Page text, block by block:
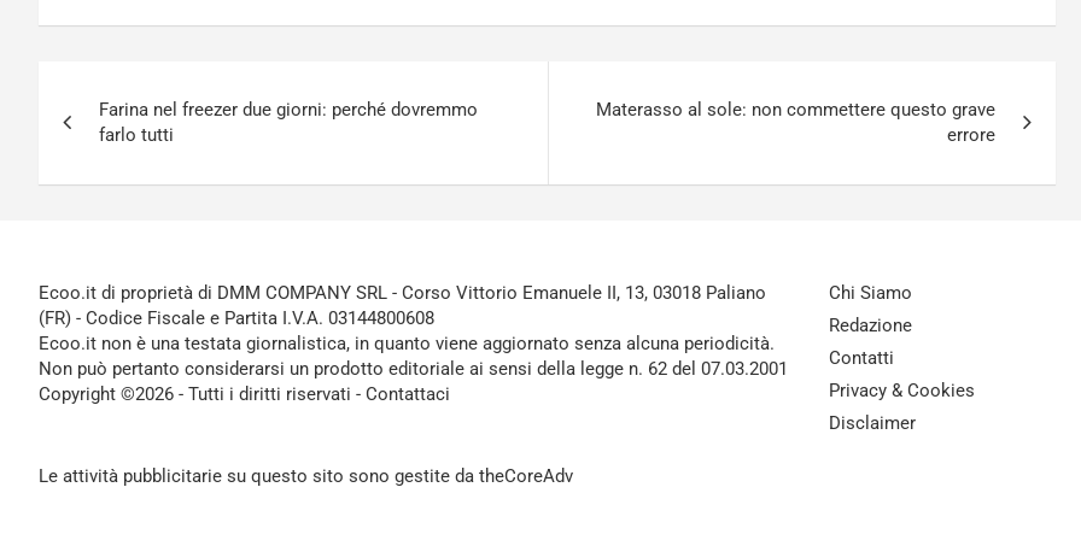
articoli
Farina nel freezer due giorni: perché dovremmo
farlo tutti
Materasso al sole: non commettere questo grave
errore
Ecoo.it di proprietà di DMM COMPANY SRL - Corso Vittorio Emanuele II, 13, 03018 Paliano
(FR) - Codice Fiscale e Partita I.V.A. 03144800608
Ecoo.it non è una testata giornalistica, in quanto viene aggiornato senza alcuna periodicità.
Non può pertanto considerarsi un prodotto editoriale ai sensi della legge n. 62 del 07.03.2001
Copyright ©2026 - Tutti i diritti riservati - Contattaci
Le attività pubblicitarie su questo sito sono gestite da theCoreAdv
Chi Siamo
Redazione
Contatti
Privacy & Cookies
Disclaimer